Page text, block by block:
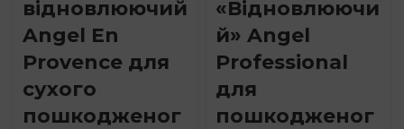
відновлюючий
Angel En
Provence для
сухого
пошкодженог
«Відновлюючи
й» Angel
Professional
для
пошкодженог